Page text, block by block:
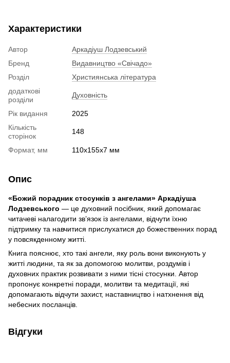
Характеристики
Автор
Аркадіуш Лодзевський
Бренд
Видавництво «Свічадо»
Розділ
Християнська література
додаткові
розділи
Духовність
Рік видання
2025
Кількість
сторінок
148
Формат, мм 110х155х7 мм
Опис
«Божий порадник стосунків з ангелами» Аркадіуша
Лодзевського — це духовний посібник, який допомагає
читачеві налагодити зв’язок із ангелами, відчути їхню
підтримку та навчитися прислухатися до божественних порад
у повсякденному житті.
Книга пояснює, хто такі ангели, яку роль вони виконують у
житті людини, та як за допомогою молитви, роздумів і
духовних практик розвивати з ними тісні стосунки. Автор
пропонує конкретні поради, молитви та медитації, які
допомагають відчути захист, наставництво і натхнення від
небесних посланців.
Відгуки